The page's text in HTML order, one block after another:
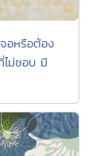
อหรือต้อง
ม่ชอบ มี